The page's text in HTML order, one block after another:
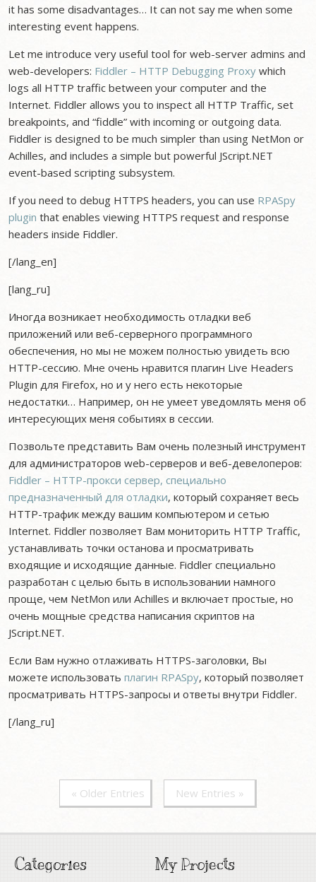
it has some disadvantages… It can not say me when some
interesting event happens.
Let me introduce very useful tool for web-server admins and
web-developers: Fiddler – HTTP Debugging Proxy which
logs all HTTP traffic between your computer and the
Internet. Fiddler allows you to inspect all HTTP Traffic, set
breakpoints, and “fiddle” with incoming or outgoing data.
Fiddler is designed to be much simpler than using NetMon or
Achilles, and includes a simple but powerful JScript.NET
event-based scripting subsystem.
If you need to debug HTTPS headers, you can use RPASpy
plugin that enables viewing HTTPS request and response
headers inside Fiddler.
[/lang_en]
[lang_ru]
Иногда возникает необходимость отладки веб
приложений или веб-серверного программного
обеспечения, но мы не можем полностью увидеть всю
HTTP-сессию. Мне очень нравится плагин Live Headers
Plugin для Firefox, но и у него есть некоторые
недостатки… Например, он не умеет уведомлять меня об
интересующих меня событиях в сессии.
Позвольте представить Вам очень полезный инструмент
для администраторов web-серверов и веб-девелоперов:
Fiddler – HTTP-прокси сервер, специально
предназначенный для отладки, который сохраняет весь
HTTP-трафик между вашим компьютером и сетью
Internet. Fiddler позволяет Вам мониторить HTTP Traffic,
устанавливать точки останова и просматривать
входящие и исходящие данные. Fiddler специально
разработан с целью быть в использовании намного
проще, чем NetMon или Achilles и включает простые, но
очень мощные средства написания скриптов на
JScript.NET.
Если Вам нужно отлаживать HTTPS-заголовки, Вы
можете использоватьплагин RPASpy, который позволяет
просматривать HTTPS-запросы и ответы внутри Fiddler.
[/lang_ru]
« Older Entries New Entries »
Categories My Projects